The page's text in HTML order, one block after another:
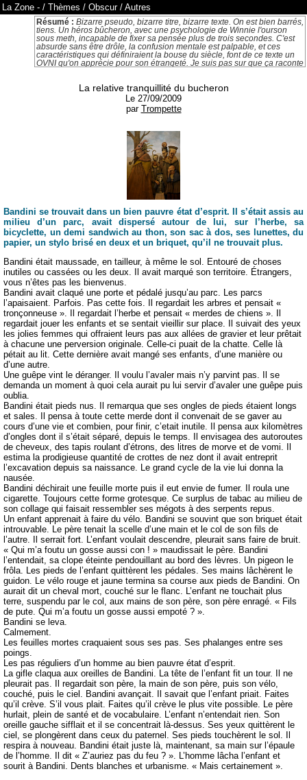
La Zone - / Thèmes / Obscur/ Autres
Résumé : Bizarre pseudo, bizarre titre, bizarre texte. On est bien barrés,
tiens. Un héros bûcheron, avec une psychologie de Winnie l'ourson
sous meth, incapable de fixer sa pensée plus de trois secondes. C'est
absurde sans être drôle, la confusion mentale est palpable, et ces
caractéristiques qui définiraient la bouse du siècle, font de ce texte un
OVNI qu'on apprécie pour son étrangeté. Je suis pas sur que ça raconte
La relative tranquillité du bucheron
Le 27/09/2009
par Trompette
Bandini se trouvait dans un bien pauvre état d’esprit. Il s’était assis au
milieu d’un parc, avait dispersé autour de lui, sur l’herbe, sa
bicyclette, un demi sandwich au thon, son sac à dos, ses lunettes, du
papier, un stylo brisé en deux et un briquet, qu’il ne trouvait plus.
Bandini était maussade, en tailleur, à même le sol. Entouré de choses
inutiles ou cassées ou les deux. Il avait marqué son territoire. Étrangers,
vous n’êtes pas les bienvenus.
Bandini avait claqué une porte et pédalé jusqu’au parc. Les parcs
l’apaisaient. Parfois. Pas cette fois. Il regardait les arbres et pensait «
tronçonneuse ». Il regardait l’herbe et pensait « merdes de chiens ». Il
regardait jouer les enfants et se sentait vieillir sur place. Il suivait des yeux
les jolies femmes qui offraient leurs pas aux allées de gravier et leur prêtait
à chacune une perversion originale. Celle-ci puait de la chatte. Celle là
pétait au lit. Cette dernière avait mangé ses enfants, d’une manière ou
d’une autre.
Une guêpe vint le déranger. Il voulu l’avaler mais n’y parvint pas. Il se
demanda un moment à quoi cela aurait pu lui servir d’avaler une guêpe puis
oublia.
Bandini était pieds nus. Il remarqua que ses ongles de pieds étaient longs
et sales. Il pensa à toute cette merde dont il convenait de se gaver au
cours d’une vie et combien, pour finir, c’etait inutile. Il pensa aux kilomètres
d’ongles dont il s’était séparé, depuis le temps. Il envisagea des autoroutes
de cheveux, des tapis roulant d’étrons, des litres de morve et de vomi. Il
estima la prodigieuse quantité de crottes de nez dont il avait entreprit
l’excavation depuis sa naissance. Le grand cycle de la vie lui donna la
nausée.
Bandini déchirait une feuille morte puis il eut envie de fumer. Il roula une
cigarette. Toujours cette forme grotesque. Ce surplus de tabac au milieu de
son collage qui faisait ressembler ses mégots à des serpents repus.
Un enfant apprenait à faire du vélo. Bandini se souvint que son briquet était
introuvable. Le père tenait la scelle d’une main et le col de son fils de
l’autre. Il serrait fort. L’enfant voulait descendre, pleurait sans faire de bruit.
« Qui m’a foutu un gosse aussi con ! » maudissait le père. Bandini
l’entendait, sa clope éteinte pendouillant au bord des lèvres. Un pigeon le
frôla. Les pieds de l’enfant quittèrent les pédales. Ses mains lâchèrent le
guidon. Le vélo rouge et jaune termina sa course aux pieds de Bandini. On
aurait dit un cheval mort, couché sur le flanc. L’enfant ne touchait plus
terre, suspendu par le col, aux mains de son père, son père enragé. « Fils
de pute. Qui m’a foutu un gosse aussi empoté ? ».
Bandini se leva.
Calmement.
Les feuilles mortes craquaient sous ses pas. Ses phalanges entre ses
poings.
Les pas réguliers d’un homme au bien pauvre état d’esprit.
La gifle claqua aux oreilles de Bandini. La tête de l’enfant fit un tour. Il ne
pleurait pas. Il regardait son père, la main de son père, puis son vélo,
couché, puis le ciel. Bandini avançait. Il savait que l’enfant priait. Faites
qu’il crève. S’il vous plait. Faites qu’il crève le plus vite possible. Le père
hurlait, plein de santé et de vocabulaire. L’enfant n’entendait rien. Son
oreille gauche sifflait et il se concentrait là-dessus. Ses yeux quittèrent le
ciel, se plongèrent dans ceux du paternel. Ses pieds touchèrent le sol. Il
respira à nouveau. Bandini était juste là, maintenant, sa main sur l’épaule
de l’homme. Il dit « Z’auriez pas du feu ? ». L’homme lâcha l’enfant et
sourit à Bandini. Dents blanches et urbanisme. « Mais certainement ».